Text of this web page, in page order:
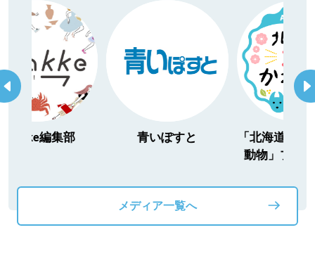
編集部 青いぽすと
「北海道３大
動物」プロジ
メディア一覧へ